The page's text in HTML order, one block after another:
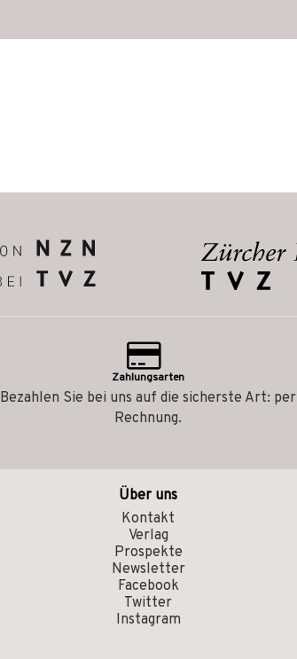
Zahlungsarten
Bezahlen Sie bei uns auf die sicherste Art: per
Rechnung.
Über uns
Kontakt
Verlag
Prospekte
Newsletter
Facebook
Twitter
Instagram